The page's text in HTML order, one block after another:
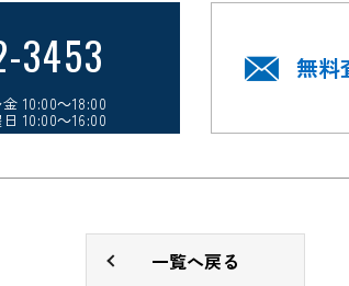
3453
10:00～18:00
10:00～16:00
無料
一覧へ戻る